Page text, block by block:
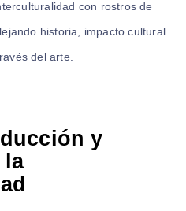
con rostros de
historia, impacto cultural
del arte.
y
la